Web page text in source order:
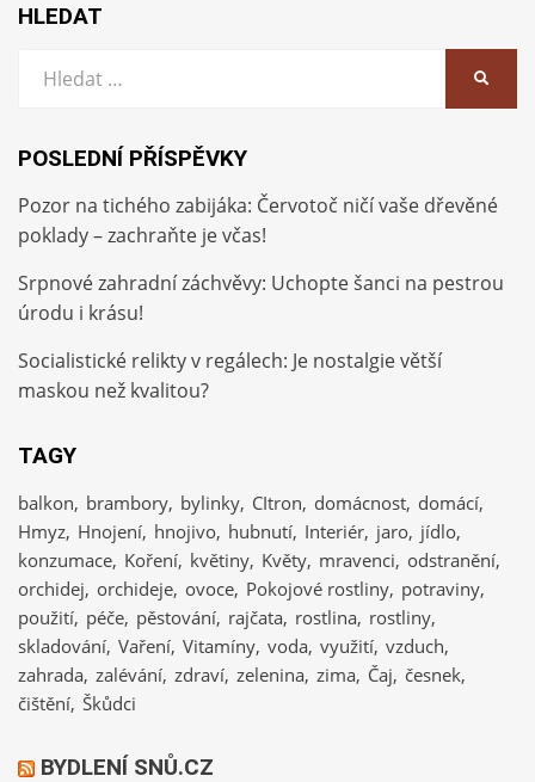
HLEDAT
POSLEDNÍ PŘÍSPĚVKY
Pozor na tichého zabijáka: Červotoč ničí vaše dřevěné
poklady – zachraňte je včas!
Srpnové zahradní záchvěvy: Uchopte šanci na pestrou
úrodu i krásu!
Socialistické relikty v regálech: Je nostalgie větší
maskou než kvalitou?
TAGY
balkon brambory bylinky CItron domácnost domácí
Hmyz Hnojení hnojivo hubnutí Interiér jaro jídlo
konzumace Koření květiny Květy mravenci odstranění
orchidej orchideje ovoce Pokojové rostliny potraviny
použití péče pěstování rajčata rostlina rostliny
skladování Vaření Vitamíny voda využití vzduch
zahrada zalévání zdraví zelenina zima Čaj česnek
čištění Škůdci
BYDLENÍ SNŮ.CZ